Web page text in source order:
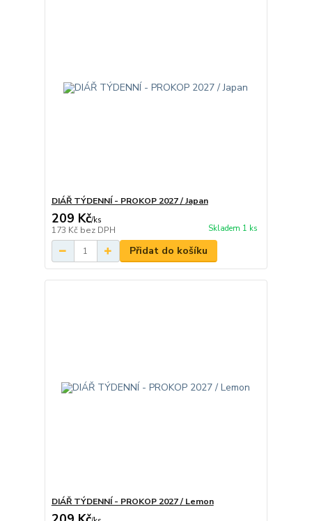
DIÁŘ TÝDENNÍ - PROKOP 2027 / Japan
209 Kč/ks
173 Kč bez DPH Skladem 1 ks
Přidat do košíku
DIÁŘ TÝDENNÍ - PROKOP 2027 / Lemon